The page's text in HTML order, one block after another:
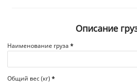
Описание
Наименование груза *
Общий вес (кг) *